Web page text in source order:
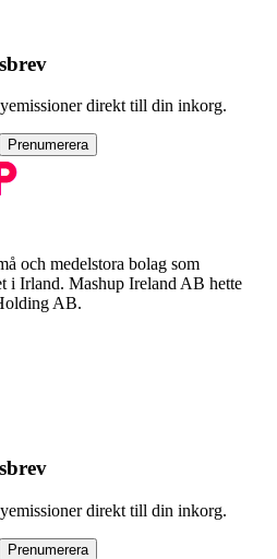
direkt till din inkorg.
Prenumerera
och medelstora bolag som
i Irland. Mashup Ireland AB hette
AB.
direkt till din inkorg.
Prenumerera